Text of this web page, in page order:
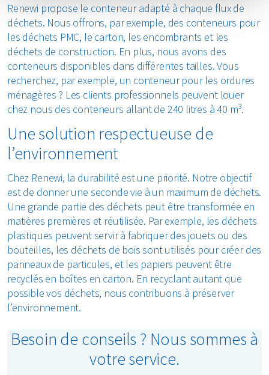
Renewi propose le conteneur adapté à chaque flux de
déchets. Nous offrons, par exemple, des conteneurs pour
les déchets PMC, le carton, les encombrants et les
déchets de construction. En plus, nous avons des
conteneurs disponibles dans différentes tailles. Vous
recherchez, par exemple, un conteneur pour les ordures
ménagères ? Les clients professionnels peuvent louer
chez nous des conteneurs allant de 240 litres à 40 m³.
Une solution respectueuse de
l’environnement
Chez Renewi, la durabilité est une priorité. Notre objectif
est de donner une seconde vie à un maximum de déchets.
Une grande partie des déchets peut être transformée en
matières premières et réutilisée. Par exemple, les déchets
plastiques peuvent servir à fabriquer des jouets ou des
bouteilles, les déchets de bois sont utilisés pour créer des
panneaux de particules, et les papiers peuvent être
recyclés en boîtes en carton. En recyclant autant que
possible vos déchets, nous contribuons à préserver
l’environnement.
Besoin de conseils ? Nous sommes à
votre service.